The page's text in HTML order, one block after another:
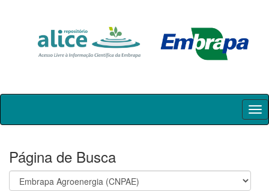
Skip
Página de Busca